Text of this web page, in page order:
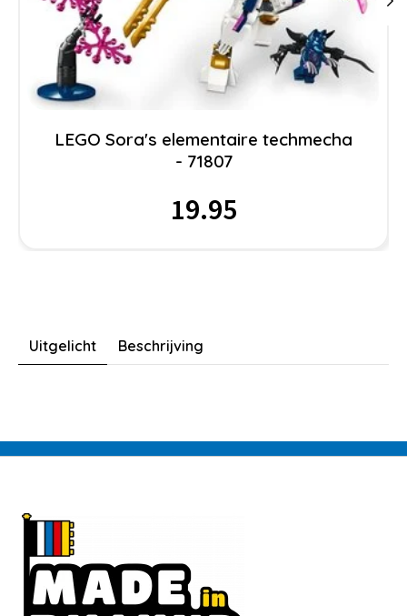
LEGO Sora's elementaire techmecha
- 71807
19.95
Uitgelicht Beschrijving